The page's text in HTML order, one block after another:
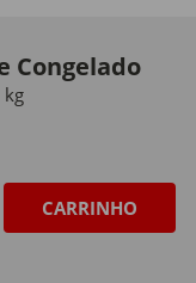
Congelado
kg
CARRINHO